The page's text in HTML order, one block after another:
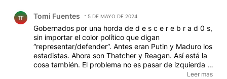
TF Tomi Fuentes 5 DE MAYO DE 2024
Gobernados por una horda de d e s c e r e b r a d 0 s,
sin importar el color político que digan
“representar/defender”. Antes eran Putin y Maduro los
estadistas. Ahora son Thatcher y Reagan. Así está la
cosa también. El problema no es pasar de izquierda a
derecha o viceversa. El problema no es pasar deLeer mas